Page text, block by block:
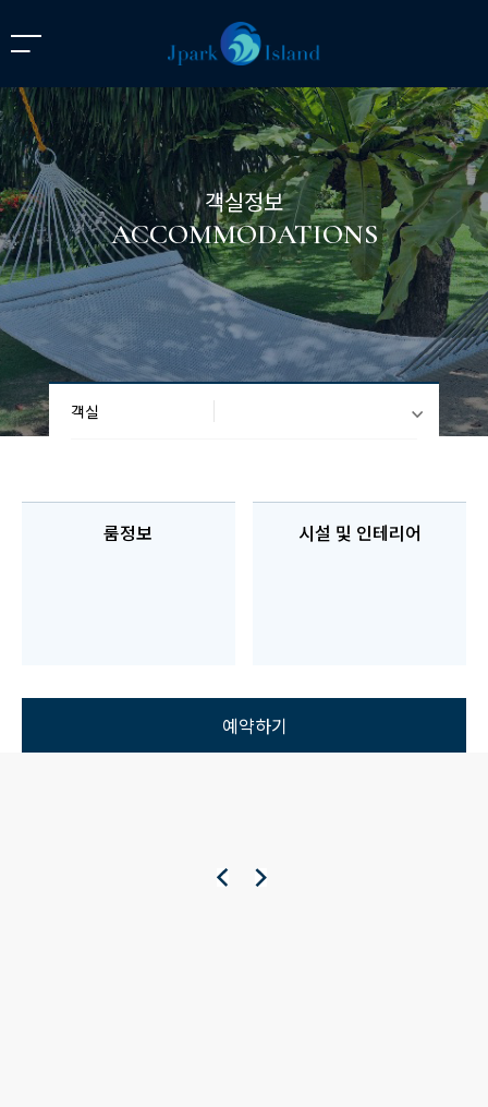
객실정보
ACCOMMODATIONS
객실
룸정보 시설 및 인테리어
예약하기